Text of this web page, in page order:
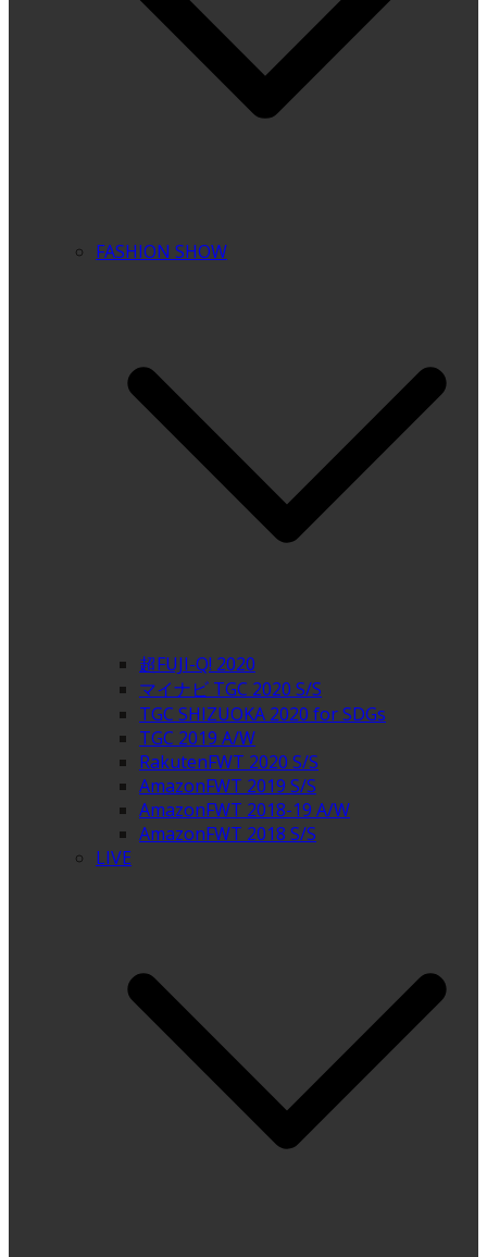
FASHION SHOW
超FUJI-Q! 2020
マイナビ TGC 2020 S/S
TGC SHIZUOKA 2020 for SDGs
TGC 2019 A/W
RakutenFWT 2020 S/S
AmazonFWT 2019 S/S
AmazonFWT 2018-19 A/W
AmazonFWT 2018 S/S
LIVE